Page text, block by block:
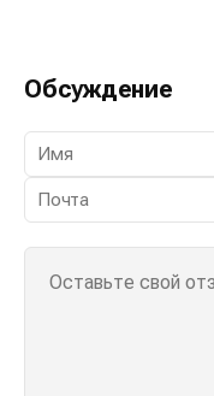
Обсуждение